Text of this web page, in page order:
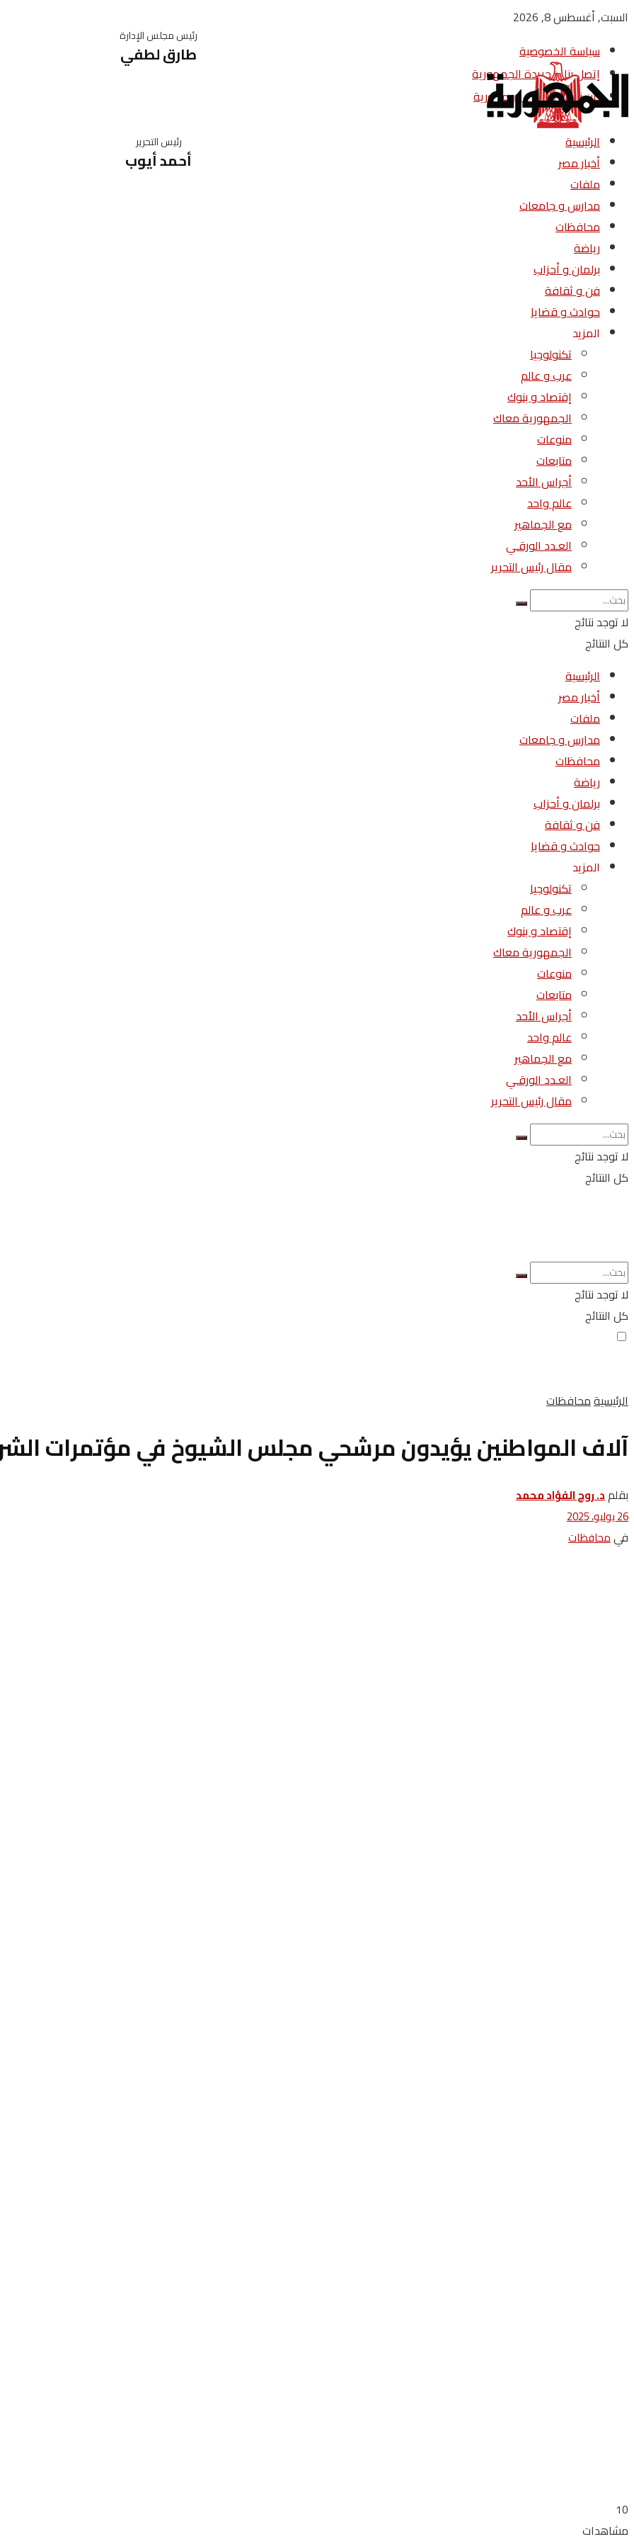
السبت, أغسطس 8, 2026
سياسة الخصوصية
إتصل بنا – جريدة الجمهورية
من نحن – جريدة الجمهورية
رئيس مجلس الإدارة
طارق لطفي
رئيس التحرير
أحمد أيوب
الرئيسية
أخبار مصر
ملفات
مدارس و جامعات
محافظات
رياضة
برلمان و أحزاب
فن و ثقافة
حوادث و قضايا
المزيد
تكنولوجيا
عرب و عالم
إقتصاد و بنوك
الجمهورية معاك
منوعات
متابعات
أجراس الأحد
عالم واحد
مع الجماهير
العـدد الورقـي
مقال رئيس التحرير
لا توجد نتائج
كل النتائج
الرئيسية
أخبار مصر
ملفات
مدارس و جامعات
محافظات
رياضة
برلمان و أحزاب
فن و ثقافة
حوادث و قضايا
المزيد
تكنولوجيا
عرب و عالم
إقتصاد و بنوك
الجمهورية معاك
منوعات
متابعات
أجراس الأحد
عالم واحد
مع الجماهير
العـدد الورقـي
مقال رئيس التحرير
لا توجد نتائج
كل النتائج
لا توجد نتائج
كل النتائج
الرئيسيةمحافظات
آلاف المواطنين يؤيدون مرشحي مجلس الشيوخ في مؤتمرات
بقلمد. روح الفؤاد محمد
26 يوليو، 2025
فيمحافظات
10
مشاهدات